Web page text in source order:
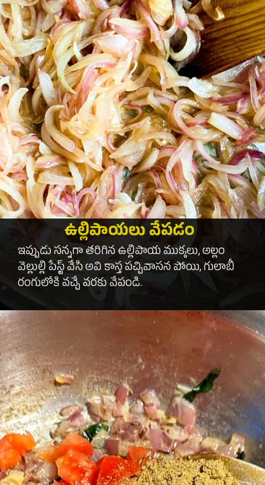
ఇప్పుడు సన్నగా తరిగిన ఉల్లిపాయ ముక్కలు, అల్లం
వెల్లుల్లి పేస్ట్ వేసి అవి కాస్త పచ్చివాసన పోయి, గులాబీ
రంగులోకి వచ్చే వరకు వేపండి.
ఉల్లిపాయలు వేపడం